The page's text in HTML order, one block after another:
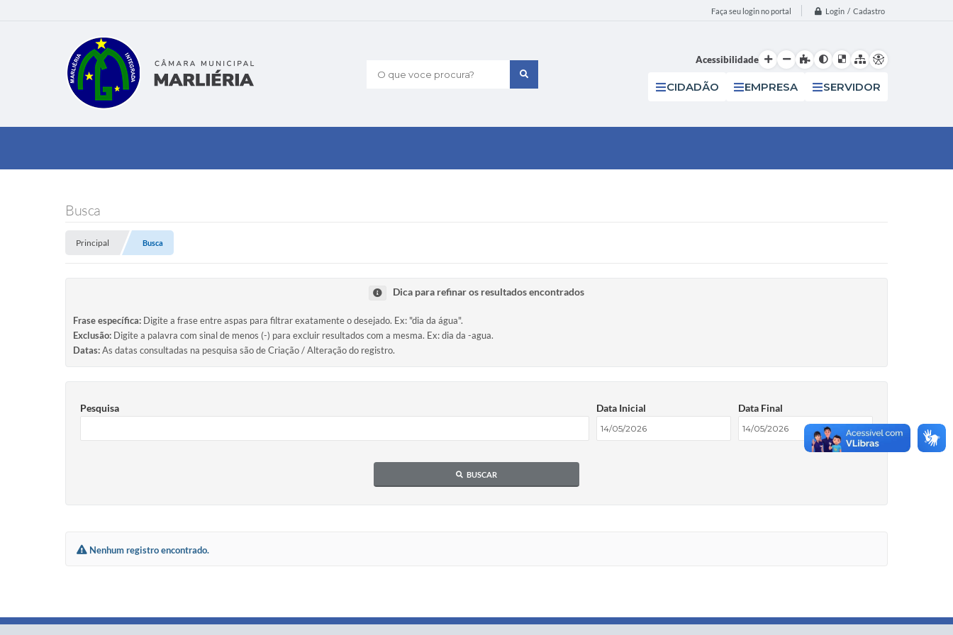
Faça seu login no portal Login / Cadastro
O que voce procura?
Acessibilidade
CIDADÃO EMPRESA SERVIDOR
Busca
Principal Busca
Dica para refinar os resultados encontrados
Frase específica: Digite a frase entre aspas para filtrar exatamente o desejado. Ex: "dia da água".
Exclusão: Digite a palavra com sinal de menos (-) para excluir resultados com a mesma. Ex: dia da -agua.
Datas:As datas consultadas na pesquisa são de Criação / Alteração do registro.
Pesquisa Data Inicial Data Final
BUSCAR
Nenhum registro encontrado.